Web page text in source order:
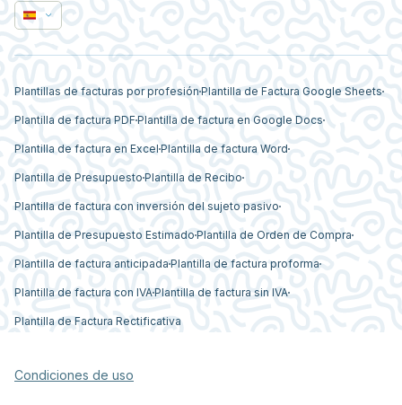
Plantillas de facturas por profesión Plantilla de Factura Google Sheets
Plantilla de factura PDF Plantilla de factura en Google Docs
Plantilla de factura en Excel Plantilla de factura Word
Plantilla de Presupuesto Plantilla de Recibo
Plantilla de factura con inversión del sujeto pasivo
Plantilla de Presupuesto Estimado Plantilla de Orden de Compra
Plantilla de factura anticipada Plantilla de factura proforma
Plantilla de factura con IVAPlantilla de factura sin IVA
Plantilla de Factura Rectificativa
Condiciones de uso